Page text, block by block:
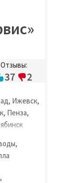
Отзывы:
37 2
Ижевск,
Пенза,
,
,